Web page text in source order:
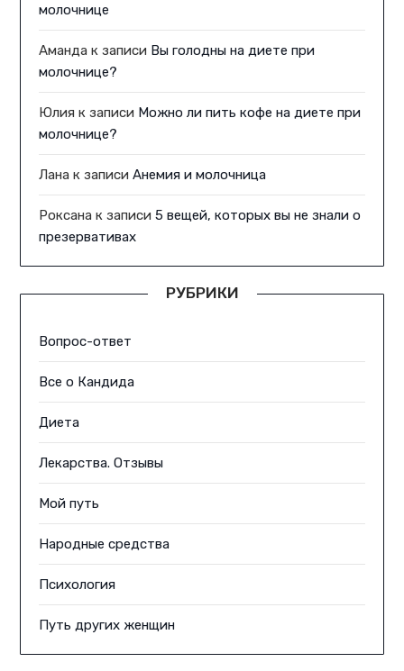
молочнице
Аманда к записи Вы голодны на диете при
молочнице?
Юлия к записи Можно ли пить кофе на диете при
молочнице?
Лана к записиАнемия и молочница
Роксана к записи5 вещей, которых вы не знали о
презервативах
РУБРИКИ
Вопрос-ответ
Все о Кандида
Диета
Лекарства. Отзывы
Мой путь
Народные средства
Психология
Путь других женщин